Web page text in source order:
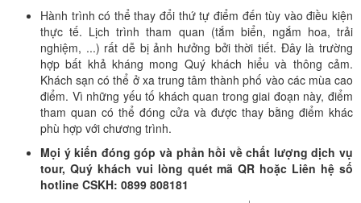
Hành trình có thể thay đổi thứ tự điểm đến tùy vào điều kiện
thực tế. Lịch trình tham quan (tắm biển, ngắm hoa, trải
nghiệm, ...) rất dễ bị ảnh hưởng bởi thời tiết. Đây là trường
hợp bất khả kháng mong Quý khách hiểu và thông cảm.
Khách sạn có thể ở xa trung tâm thành phố vào các mùa cao
điểm. Vì những yếu tố khách quan trong giai đoạn này, điểm
tham quan có thể đóng cửa và được thay bằng điểm khác
phù hợp với chương trình.
Mọi ý kiến đóng góp và phản hồi về chất lượng dịch vụ
tour, Quý khách vui lòng quét mã QR hoặc Liên hệ số
hotline CSKH: 0899 808181